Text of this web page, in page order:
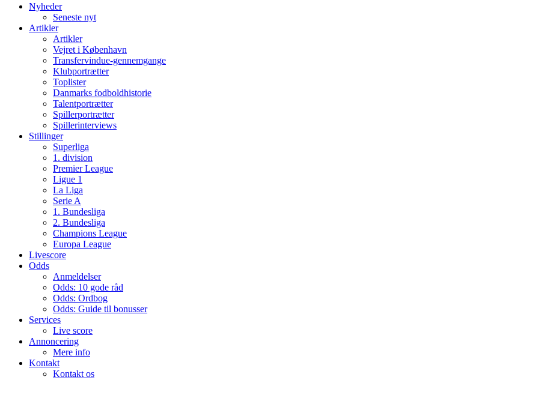
лучшие займы
Nyheder
Seneste nyt
Artikler
Artikler
Vejret i København
Transfervindue-gennemgange
Klubportrætter
Toplister
Danmarks fodboldhistorie
Talentportrætter
Spillerportrætter
Spillerinterviews
Stillinger
Superliga
1. division
Premier League
Ligue 1
La Liga
Serie A
1. Bundesliga
2. Bundesliga
Champions League
Europa League
Livescore
Odds
Anmeldelser
Odds: 10 gode råd
Odds: Ordbog
Odds: Guide til bonusser
Services
Live score
Annoncering
Mere info
Kontakt
Kontakt os